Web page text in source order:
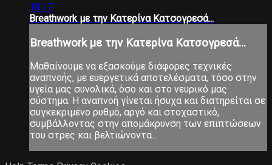
19:17
Breathwork με την Κατερίνα Κατσογρεσά...
Breathwork με την Κατερίνα Κατσογρεσά...
Μαθαίνουμε να εξασκούμε διάφορες τεχνικές
αναπνοής, με ευεργετικά αποτελέσματα, τόσο στην
υγεία μας συνολικά, όσο και στο νευρικό μας
σύστημα. Η αναπνοή γίνεται ήσυχα και διατηρείται σε
συγκεκριμένο ρυθμό, αργό και στοχαστικό,
συμβάλλοντας στην απομάκρυνση των επιπτώσεων
του στρες και βελτιώνοντα...